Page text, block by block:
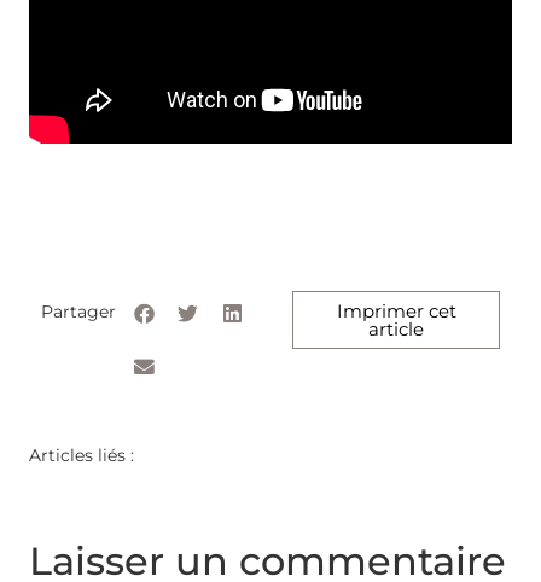
Partager Imprimer cet
article
Articles liés :
Laisser un commentaire